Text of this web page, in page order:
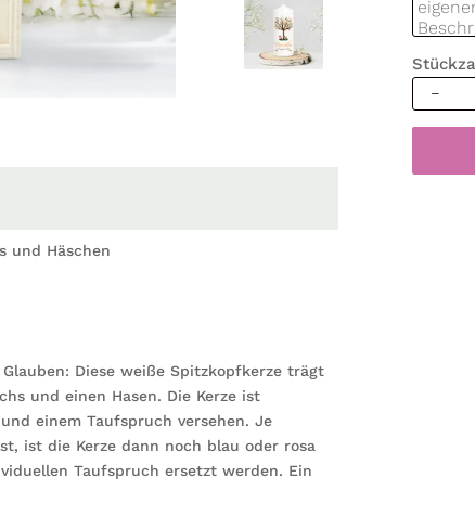
und Häschen
Diese weiße Spitzkopfkerze trägt
und einen Hasen. Die Kerze ist
einem Taufspruch versehen. Je
ist die Kerze dann noch blau oder rosa
Taufspruch ersetzt werden. Ein